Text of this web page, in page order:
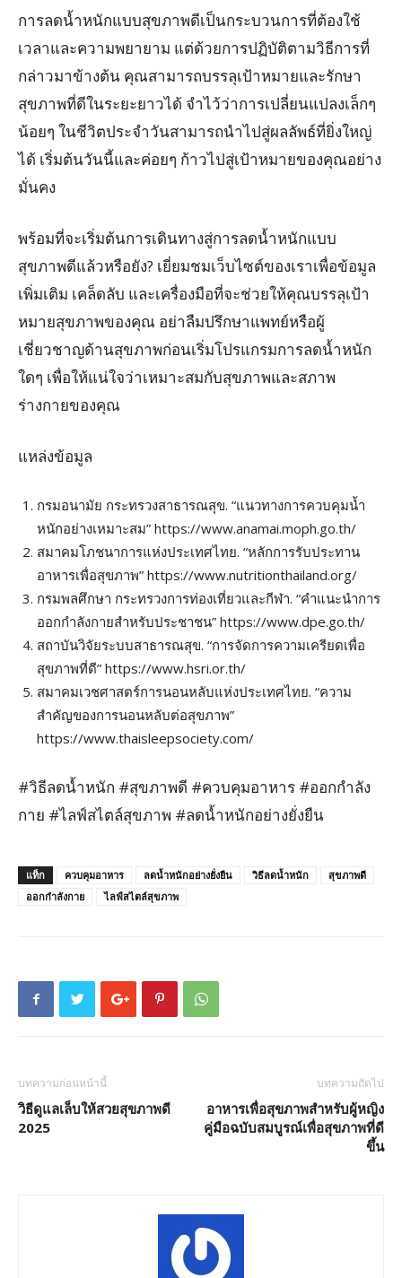
การลดน้ำหนักแบบสุขภาพดีเป็นกระบวนการที่ต้องใช้
เวลาและความพยายาม แต่ด้วยการปฏิบัติตามวิธีการที่
กล่าวมาข้างต้น คุณสามารถบรรลุเป้าหมายและรักษา
สุขภาพที่ดีในระยะยาวได้ จำไว้ว่าการเปลี่ยนแปลงเล็กๆ
น้อยๆ ในชีวิตประจำวันสามารถนำไปสู่ผลลัพธ์ที่ยิ่งใหญ่
ได้ เริ่มต้นวันนี้และค่อยๆ ก้าวไปสู่เป้าหมายของคุณอย่าง
มั่นคง
พร้อมที่จะเริ่มต้นการเดินทางสู่การลดน้ำหนักแบบ
สุขภาพดีแล้วหรือยัง? เยี่ยมชมเว็บไซต์ของเราเพื่อข้อมูล
เพิ่มเติม เคล็ดลับ และเครื่องมือที่จะช่วยให้คุณบรรลุเป้า
หมายสุขภาพของคุณ อย่าลืมปรึกษาแพทย์หรือผู้
เชี่ยวชาญด้านสุขภาพก่อนเริ่มโปรแกรมการลดน้ำหนัก
ใดๆ เพื่อให้แน่ใจว่าเหมาะสมกับสุขภาพและสภาพ
ร่างกายของคุณ
แหล่งข้อมูล
กรมอนามัย กระทรวงสาธารณสุข. “แนวทางการควบคุมน้ำ
หนักอย่างเหมาะสม” https://www.anamai.moph.go.th/
สมาคมโภชนาการแห่งประเทศไทย. “หลักการรับประทาน
อาหารเพื่อสุขภาพ” https://www.nutritionthailand.org/
กรมพลศึกษา กระทรวงการท่องเที่ยวและกีฬา. “คำแนะนำการ
ออกกำลังกายสำหรับประชาชน” https://www.dpe.go.th/
สถาบันวิจัยระบบสาธารณสุข. “การจัดการความเครียดเพื่อ
สุขภาพที่ดี” https://www.hsri.or.th/
สมาคมเวชศาสตร์การนอนหลับแห่งประเทศไทย. “ความ
สำคัญของการนอนหลับต่อสุขภาพ”
https://www.thaisleepsociety.com/
#วิธีลดน้ำหนัก #สุขภาพดี #ควบคุมอาหาร #ออกกำลัง
กาย #ไลฟ์สไตล์สุขภาพ #ลดน้ำหนักอย่างยั่งยืน
แท็ก ควบคุมอาหาร ลดน้ำหนักอย่างยั่งยืน วิธีลดน้ำหนัก
สุขภาพดี
ออกกำลังกาย
ไลฟ์สไตล์สุขภาพ
บทความก่อนหน้านี้
วิธีดูแลเล็บให้สวยสุขภาพดี
2025
บทความถัดไป
อาหารเพื่อสุขภาพสำหรับผู้หญิง
คู่มือฉบับสมบูรณ์เพื่อสุขภาพที่ดี
ขึ้น